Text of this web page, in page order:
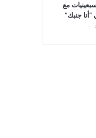
مع
“أنا جنبك”